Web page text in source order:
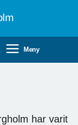
Meny
har varit